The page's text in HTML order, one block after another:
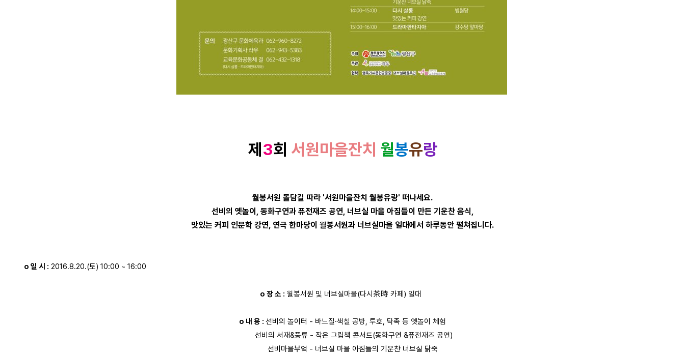
제 3회 서원마을잔치 월봉유랑
월봉서원 돌담길 따라 '서원마을잔치 월봉유랑' 떠나세요.
선비의 옛놀이, 동화구연과 퓨전재즈 공연, 너브실 마을 아짐들이 만든 기운찬 음식,
맛있는 커피 인문학 강연, 연극 한마당이 월봉서원과 너브실마을 일대에서 하루동안 펼쳐집니다.
o 일 시 : 2016.8.20.(토) 10:00 ~ 16:00
o 장 소 : 월봉서원 및 너브실마을(다시茶時 카페) 일대
o 내 용 : 선비의 놀이터 - 바느질·색칠 공방, 투호, 탁족 등 옛놀이 체험
선비의 서재&풍류 - 작은 그림책 콘서트(동화구연 &퓨전재즈 공연)
선비마을부엌 - 너브실 마을 아짐들의 기운찬 너브실 닭죽